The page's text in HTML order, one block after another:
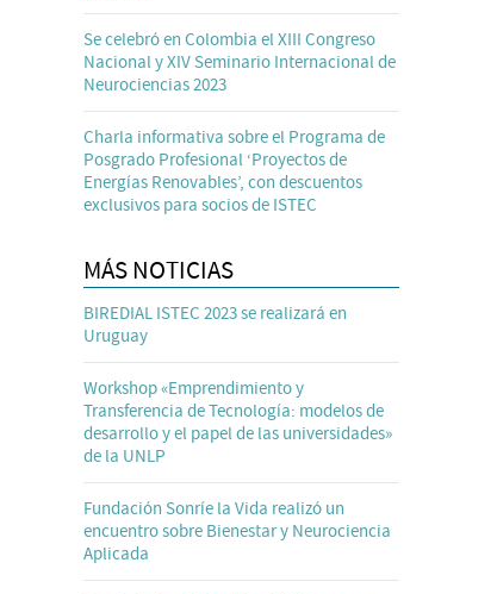
Se celebró en Colombia el XIII Congreso
Nacional y XIV Seminario Internacional de
Neurociencias 2023
Charla informativa sobre el Programa de
Posgrado Profesional ‘Proyectos de
Energías Renovables’, con descuentos
exclusivos para socios de ISTEC
MÁS NOTICIAS
BIREDIAL ISTEC 2023 se realizará en
Uruguay
Workshop «Emprendimiento y
Transferencia de Tecnología: modelos de
desarrollo y el papel de las universidades»
de la UNLP
Fundación Sonríe la Vida realizó un
encuentro sobre Bienestar y Neurociencia
Aplicada